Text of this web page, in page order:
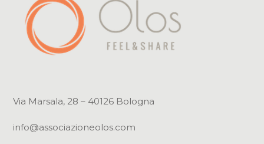
Via Marsala, 28 – 40126 Bologna
info@associazioneolos.com